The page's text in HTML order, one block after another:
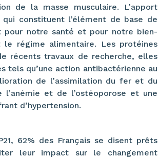
de la masse musculaire. L’apport
constituent l’élément de base de
pour notre santé et pour notre bien-
régime alimentaire. Les protéines
récents travaux de recherche, elles
tels qu’une action antibactérienne au
de l’assimilation du fer et du
et de l’ostéoporose et une
d’hypertension.
62% des Français se disent prêts
leur impact sur le changement